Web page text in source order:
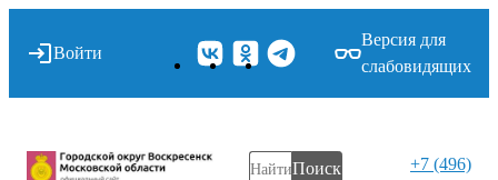
Войти
Версия для
слабовидящих
Поиск
+7 (496)